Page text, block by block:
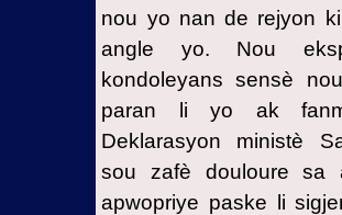
nou yo nan de rejyon
angle yo. Nou
kondoleyans sensè
paran li yo ak
Deklarasyon ministè
sou zafè douloure sa
apwopriye paske li